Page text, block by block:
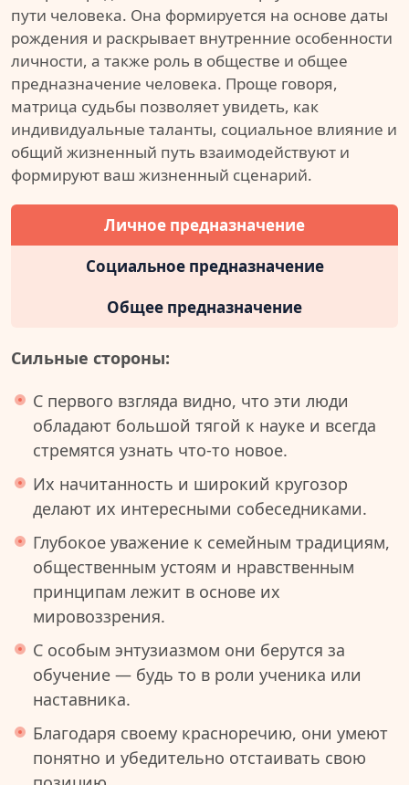
пути человека. Она формируется на основе даты
рождения и раскрывает внутренние особенности
личности, а также роль в обществе и общее
предназначение человека. Проще говоря,
матрица судьбы позволяет увидеть, как
индивидуальные таланты, социальное влияние и
общий жизненный путь взаимодействуют и
формируют ваш жизненный сценарий.
Личное предназначение
Социальное предназначение
Общее предназначение
Сильные стороны:
С первого взгляда видно, что эти люди
обладают большой тягой к науке и всегда
стремятся узнать что-то новое.
Их начитанность и широкий кругозор
делают их интересными собеседниками.
Глубокое уважение к семейным традициям,
общественным устоям и нравственным
принципам лежит в основе их
мировоззрения.
С особым энтузиазмом они берутся за
обучение — будь то в роли ученика или
наставника.
Благодаря своему красноречию, они умеют
понятно и убедительно отстаивать свою